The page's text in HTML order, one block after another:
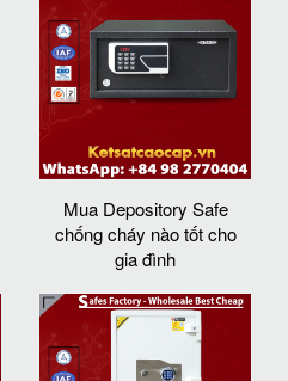
Mua Depository Safe
chống cháy nào tốt cho
gia đình